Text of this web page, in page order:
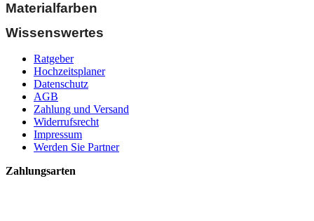
Materialfarben
Wissenswertes
Ratgeber
Hochzeitsplaner
Datenschutz
AGB
Zahlung und Versand
Widerrufsrecht
Impressum
Werden Sie Partner
Zahlungsarten